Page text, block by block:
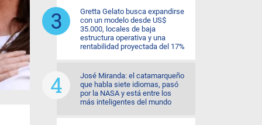
Gretta Gelato busca expandirse
con un modelo desde US$
35.000, locales de baja
estructura operativa y una
rentabilidad proyectada del 17%
José Miranda: el catamarqueño
que habla siete idiomas, pasó
por la NASA y está entre los
más inteligentes del mundo